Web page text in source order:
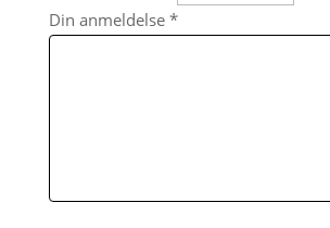
Din anmeldelse *